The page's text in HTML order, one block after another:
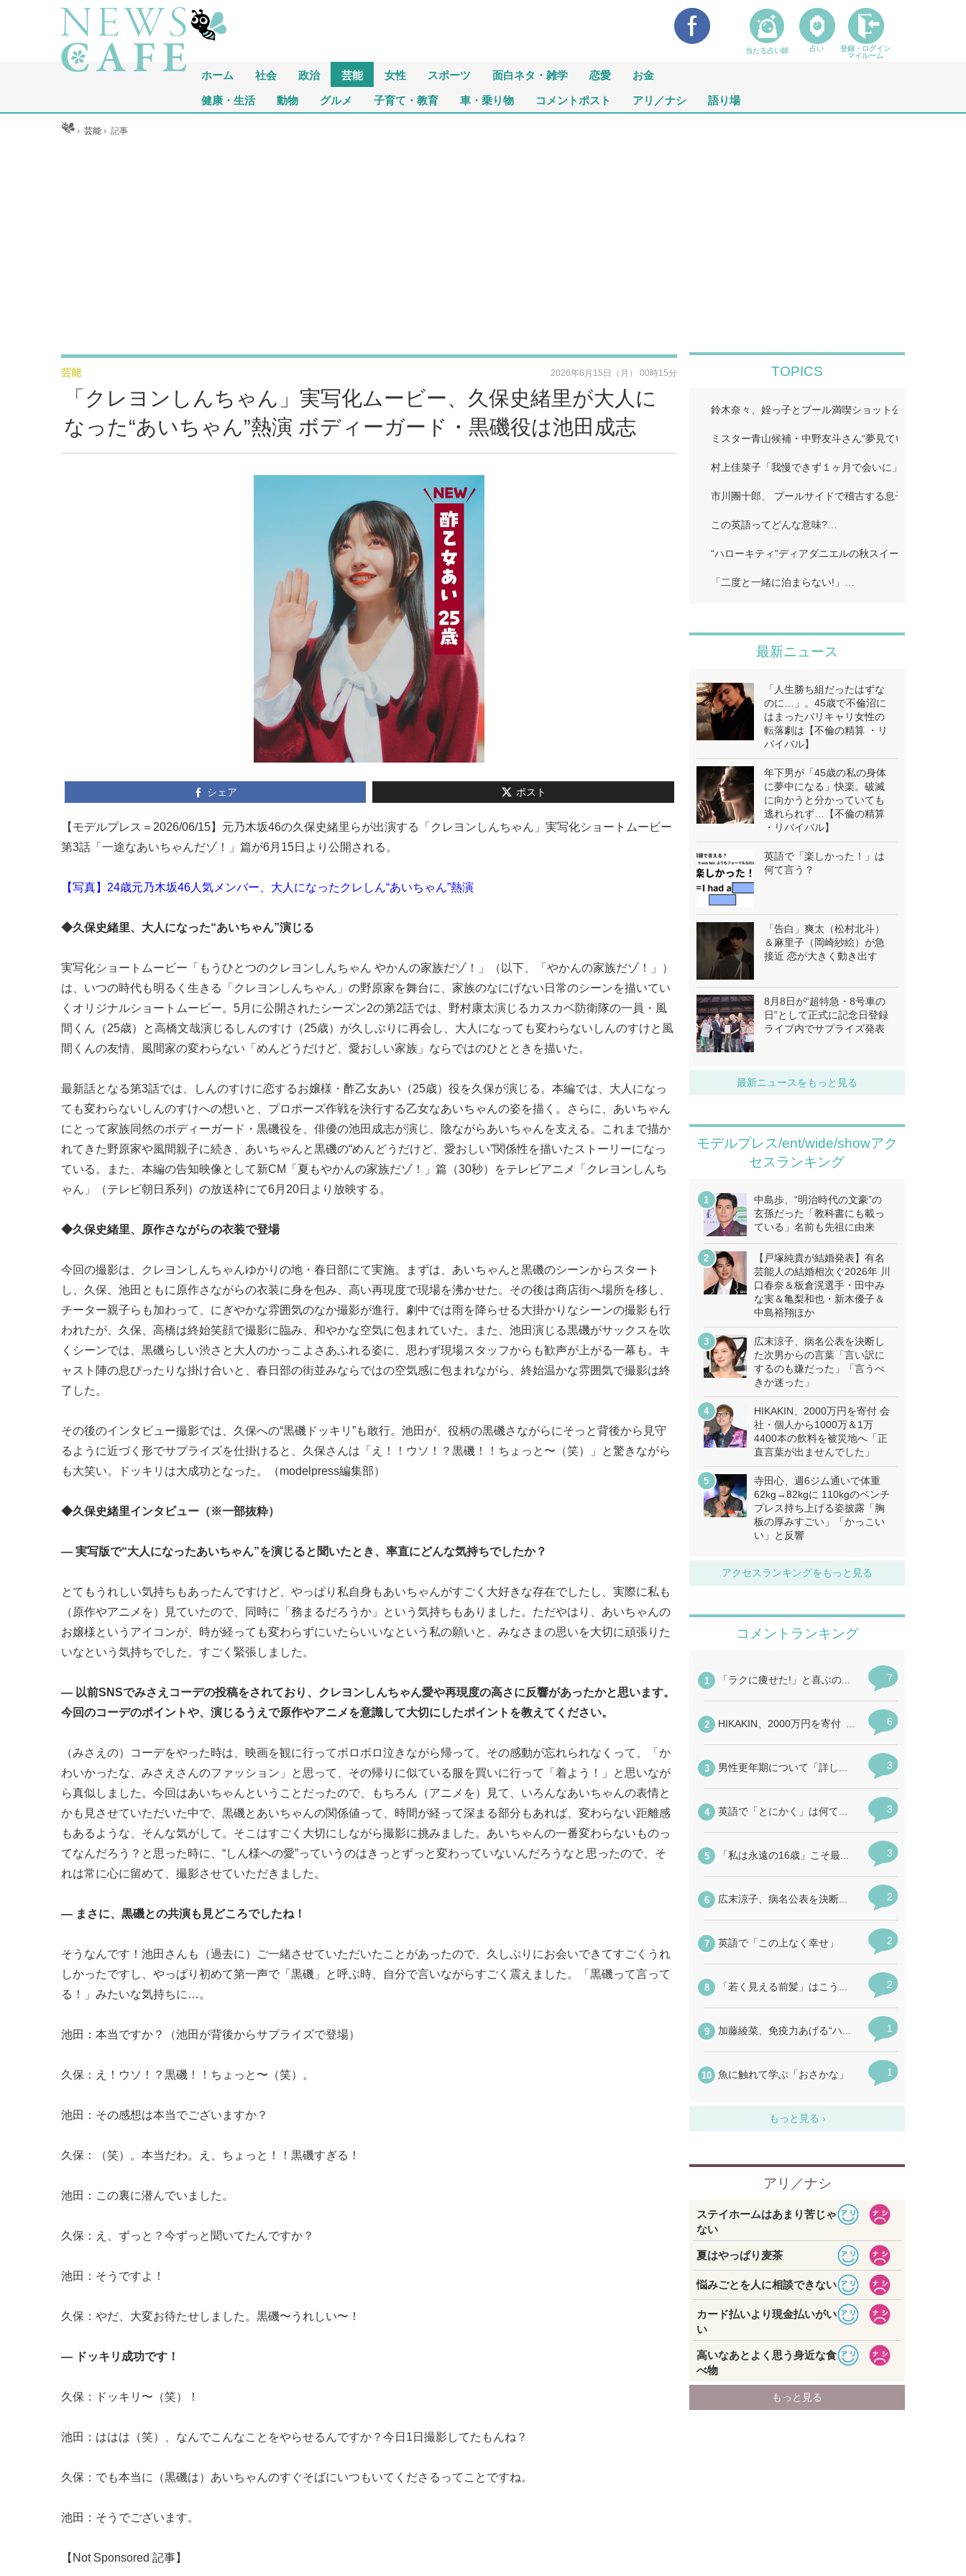
ホーム 社会 政治 芸能 女性 スポーツ 面白ネタ・雑学 恋愛 お金
健康・生活 動物 グルメ 子育て・教育 車・乗り物 コメントポスト アリ／ナシ 語り場
ホーム ›芸能 ›記事
「クレヨンしんちゃん」実写化ムービー、久保史緒里が大人に
なった“あいちゃん”熱演 ボディーガード・黒磯役は池田成志
芸能 2026年6月15日（月） 00時15分
シェア ポスト
【モデルプレス＝2026/06/15】元乃木坂46の久保史緒里らが出演する「クレヨンしんちゃん」実写化ショートムービー
第3話「一途なあいちゃんだゾ！」篇が6月15日より公開される。
【写真】24歳元乃木坂46人気メンバー、大人になったクレしん“あいちゃん”熱演
◆久保史緒里、大人になった“あいちゃん”演じる
実写化ショートムービー「もうひとつのクレヨンしんちゃん やかんの家族だゾ！」（以下、「やかんの家族だゾ！」）
は、いつの時代も明るく生きる「クレヨンしんちゃん」の野原家を舞台に、家族のなにげない日常のシーンを描いてい
くオリジナルショートムービー。5月に公開されたシーズン2の第2話では、野村康太演じるカスカベ防衛隊の一員・風
間くん（25歳）と高橋文哉演じるしんのすけ（25歳）が久しぶりに再会し、大人になっても変わらないしんのすけと風
間くんの友情、風間家の変わらない「めんどうだけど、愛おしい家族」ならではのひとときを描いた。
最新話となる第3話では、しんのすけに恋するお嬢様・酢乙女あい（25歳）役を久保が演じる。本編では、大人になっ
ても変わらないしんのすけへの想いと、プロポーズ作戦を決行する乙女なあいちゃんの姿を描く。さらに、あいちゃん
にとって家族同然のボディーガード・黒磯役を、俳優の池田成志が演じ、陰ながらあいちゃんを支える。これまで描か
れてきた野原家や風間親子に続き、あいちゃんと黒磯の“めんどうだけど、愛おしい”関係性を描いたストーリーになっ
ている。また、本編の告知映像として新CM「夏もやかんの家族だゾ！」篇（30秒）をテレビアニメ「クレヨンしんち
ゃん」（テレビ朝日系列）の放送枠にて6月20日より放映する。
◆久保史緒里、原作さながらの衣装で登場
今回の撮影は、クレヨンしんちゃんゆかりの地・春日部にて実施。まずは、あいちゃんと黒磯のシーンからスタート
し、久保、池田ともに原作さながらの衣装に身を包み、高い再現度で現場を沸かせた。その後は商店街へ場所を移し、
チーター親子らも加わって、にぎやかな雰囲気のなか撮影が進行。劇中では雨を降らせる大掛かりなシーンの撮影も行
われたが、久保、高橋は終始笑顔で撮影に臨み、和やかな空気に包まれていた。また、池田演じる黒磯がサックスを吹
くシーンでは、黒磯らしい渋さと大人のかっこよさあふれる姿に、思わず現場スタッフからも歓声が上がる一幕も。キ
ャスト陣の息ぴったりな掛け合いと、春日部の街並みならではの空気感に包まれながら、終始温かな雰囲気で撮影は終
了した。
その後のインタビュー撮影では、久保への“黒磯ドッキリ”も敢行。池田が、役柄の黒磯さながらにそっと背後から見守
るように近づく形でサプライズを仕掛けると、久保さんは「え！！ウソ！？黒磯！！ちょっと〜（笑）」と驚きながら
も大笑い。ドッキリは大成功となった。（modelpress編集部）
◆久保史緒里インタビュー（※一部抜粋）
— 実写版で“大人になったあいちゃん”を演じると聞いたとき、率直にどんな気持ちでしたか？
とてもうれしい気持ちもあったんですけど、やっぱり私自身もあいちゃんがすごく大好きな存在でしたし、実際に私も
（原作やアニメを）見ていたので、同時に「務まるだろうか」という気持ちもありました。ただやはり、あいちゃんの
お嬢様というアイコンが、時が経っても変わらずにいたらいいなという私の願いと、みなさまの思いを大切に頑張りた
いなという気持ちでした。すごく緊張しました。
— 以前SNSでみさえコーデの投稿をされており、クレヨンしんちゃん愛や再現度の高さに反響があったかと思います。
今回のコーデのポイントや、演じるうえで原作やアニメを意識して大切にしたポイントを教えてください。
（みさえの）コーデをやった時は、映画を観に行ってボロボロ泣きながら帰って。その感動が忘れられなくって、「か
わいかったな、みさえさんのファッション」と思って、その帰りに似ている服を買いに行って「着よう！」と思いなが
ら真似しました。今回はあいちゃんということだったので、もちろん（アニメを）見て、いろんなあいちゃんの表情と
かも見させていただいた中で、黒磯とあいちゃんの関係値って、時間が経って深まる部分もあれば、変わらない距離感
もあるような、そんな気がして。そこはすごく大切にしながら撮影に挑みました。あいちゃんの一番変わらないものっ
てなんだろう？と思った時に、“しん様への愛”っていうのはきっとずっと変わっていないんだろうなと思ったので、そ
れは常に心に留めて、撮影させていただきました。
— まさに、黒磯との共演も見どころでしたね！
そうなんです！池田さんも（過去に）ご一緒させていただいたことがあったので、久しぶりにお会いできてすごくうれ
しかったですし、やっぱり初めて第一声で「黒磯」と呼ぶ時、自分で言いながらすごく震えました。「黒磯って言って
る！」みたいな気持ちに…。
池田：本当ですか？（池田が背後からサプライズで登場）
久保：え！ウソ！？黒磯！！ちょっと〜（笑）。
池田：その感想は本当でございますか？
久保：（笑）。本当だわ。え、ちょっと！！黒磯すぎる！
池田：この裏に潜んでいました。
久保：え、ずっと？今ずっと聞いてたんですか？
池田：そうですよ！
久保：やだ、大変お待たせしました。黒磯〜うれしい〜！
— ドッキリ成功です！
久保：ドッキリ〜（笑）！
池田：ははは（笑）、なんでこんなことをやらせるんですか？今日1日撮影してたもんね？
久保：でも本当に（黒磯は）あいちゃんのすぐそばにいつもいてくださるってことですね。
池田：そうでございます。
【Not Sponsored 記事】
TOPICS
鈴木奈々、姪っ子とプール満喫ショット公開「仲良し
ミスター青山候補・中野友斗さん“夢見ていた賞受賞に
村上佳菜子「我慢できず１ヶ月で会いに」…
市川團十郎、 プールサイドで稽古する息子の姿公開に
この英語ってどんな意味?…
“ハローキティ"ディアダニエルの秋スイーツビュッフ
「二度と一緒に泊まらない!」…
最新ニュース
「人生勝ち組だったはずな
のに…」。45歳で不倫沼に
はまったバリキャリ女性の
転落劇は【不倫の精算 ・リ
バイバル】
年下男が「45歳の私の身体
に夢中になる」快楽。破滅
に向かうと分かっていても
逃れられず…【不倫の精算
・リバイバル】
英語で「楽しかった！」は
何て言う？
「告白」爽太（松村北斗）
＆麻里子（岡崎紗絵）が急
接近 恋が大きく動き出す
8月8日が“超特急・8号車の
日”として正式に記念日登録
ライブ内でサプライズ発表
最新ニュースをもっと見る
モデルプレス/ent/wide/showアク
セスランキング
中島歩、“明治時代の文豪”の
玄孫だった「教科書にも載っ
ている」名前も先祖に由来
【戸塚純貴が結婚発表】有名
芸能人の結婚相次ぐ2026年 川
口春奈＆板倉滉選手・田中み
な実＆亀梨和也・新木優子＆
中島裕翔ほか
広末涼子、病名公表を決断し
た次男からの言葉「言い訳に
するのも嫌だった」「言うべ
きか迷った」
HIKAKIN、2000万円を寄付 会
社・個人から1000万＆1万
4400本の飲料を被災地へ「正
直言葉が出ませんでした」
寺田心、週6ジム通いで体重
62kg→82kgに 110kgのベンチ
プレス持ち上げる姿披露「胸
板の厚みすごい」「かっこい
い」と反響
アクセスランキングをもっと見る
当たる占い師 占い
登録・ログイン
マイルーム